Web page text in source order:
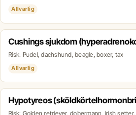
Allvarlig
Cushings sjukdom
Risk: Pudel, dachshund, beagle, boxer, tax
Allvarlig
Hypotyreos
Risk: Golden retriever, dobermann, irish